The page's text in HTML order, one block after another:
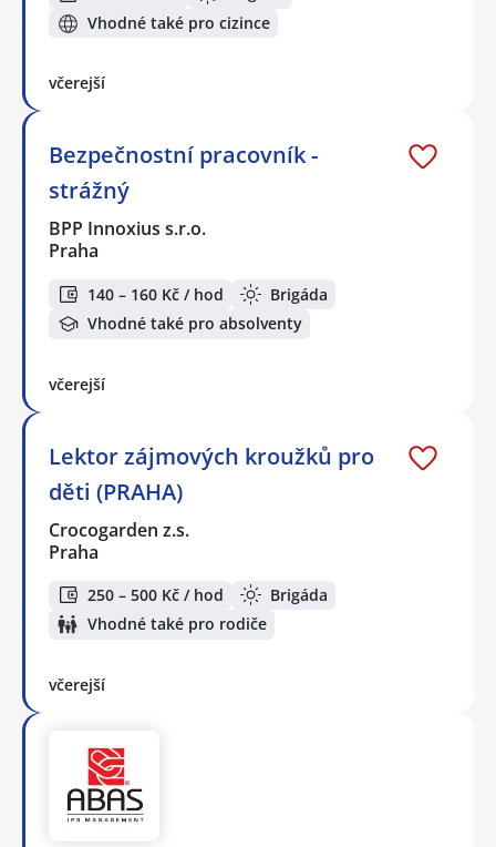
Vhodné také pro cizince
včerejší
Bezpečnostní pracovník -
strážný
BPP Innoxius s.r.o.
Praha
140 – 160 Kč / hod
Brigáda
Vhodné také pro absolventy
včerejší
Lektor zájmových kroužků pro
děti (PRAHA)
Crocogarden z.s.
Praha
250 – 500 Kč / hod
Brigáda
Vhodné také pro rodiče
včerejší